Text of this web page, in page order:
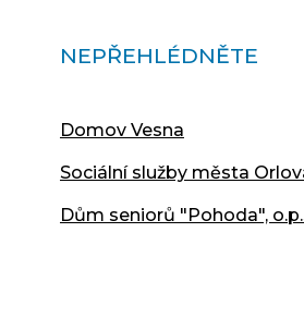
NEPŘEHLÉDNĚTE
Domov Vesna
Sociální služby města
Dům seniorů "Pohoda",